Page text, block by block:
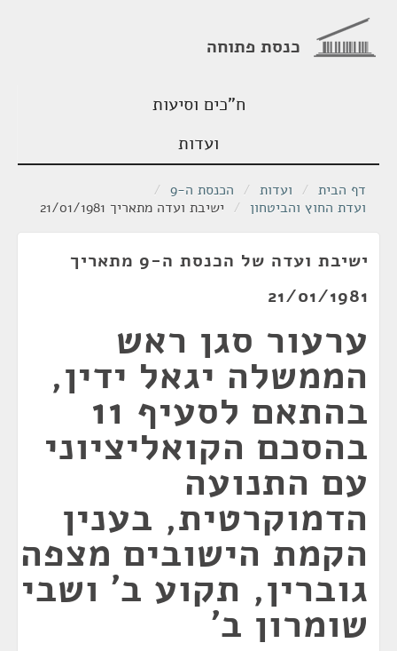
כנסת פתוחה
ח"כים וסיעות
ועדות
דף הבית / ועדות / הכנסת ה-9
/
ועדת החוץ והביטחון / ישיבת ועדה מתאריך 21/01/1981
ישיבת ועדה של הכנסת ה-9 מתאריך
21/01/1981
ערעור סגן ראש
הממשלה יגאל ידין,
בהתאם לסעיף 11
בהסכם הקואליציוני
עם התנועה
הדמוקרטית, בענין
הקמת הישובים מצפה
גוברין, תקוע ב' ושבי
שומרון ב'